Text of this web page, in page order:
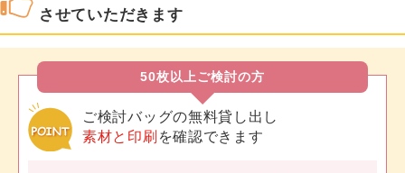
させていただきます
50枚以上ご検討の方
ご検討バッグの無料貸し出し
素材と印刷 を確認できます